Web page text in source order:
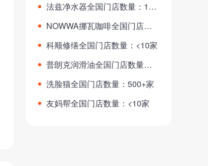
法兹净水器全国门店数量：100
NOWWA挪瓦咖啡全国门店数
科顺修缮全国门店数量：<10家
普朗克润滑油全国门店数量：6
洗脸猫全国门店数量：500+家
友妈帮全国门店数量：<10家